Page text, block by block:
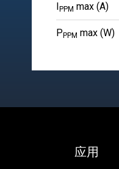
PPM max (A)
P PPM max (W)
应用